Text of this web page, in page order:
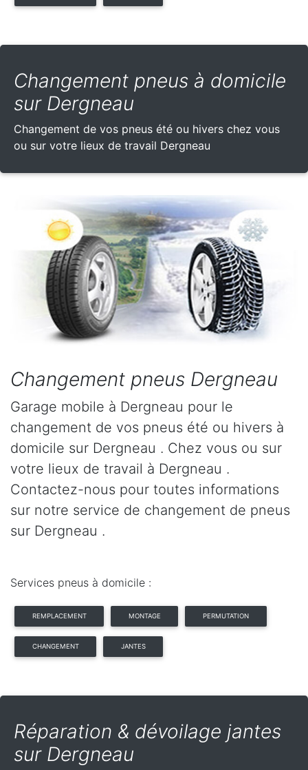
Changement pneus à domicile
sur Dergneau
Changement de vos pneus été ou hivers chez vous
ou sur votre lieux de travail Dergneau
Changement pneus Dergneau
Garage mobile à Dergneau pour le
changement de vos pneus été ou hivers à
domicile sur Dergneau . Chez vous ou sur
votre lieux de travail à Dergneau .
Contactez-nous pour toutes informations
sur notre service de changement de pneus
sur Dergneau .
Services pneus à domicile :
REMPLACEMENT MONTAGE PERMUTATION
CHANGEMENT JANTES
Réparation & dévoilage jantes
sur Dergneau